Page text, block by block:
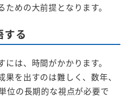
めの大前提となります。
る
は、時間がかかります。
を出すのは難しく、数年、
位の長期的な視点が必要で